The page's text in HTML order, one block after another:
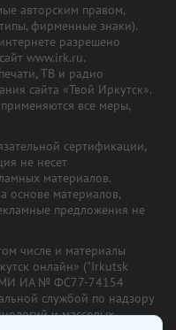
авторским правом,
фирменные знаки).
разрешено
www.irk.ru.
ТВ и радио
сайта «Твой Иркутск».
все меры,
сертификации,
не несет
материалов.
основе материалов,
предложения не
числе и материалы
онлайн» ("Irkutsk
ИА № ФС77-74154
службой по надзору
и массовых